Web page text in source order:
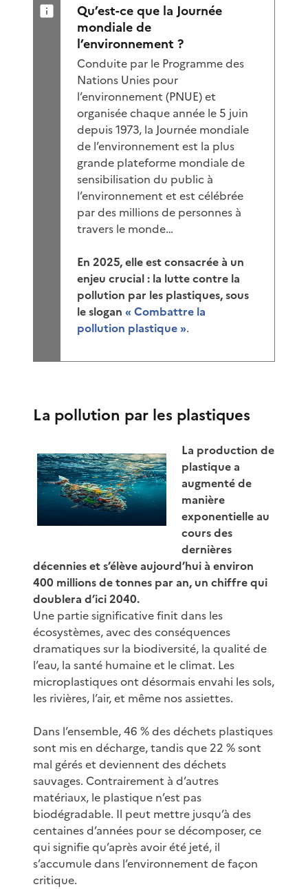
Qu’est-ce que la Journée
mondiale de
l’environnement ?
Conduite par le Programme des
Nations Unies pour
l’environnement (PNUE) et
organisée chaque année le 5 juin
depuis 1973, la Journée mondiale
de l’environnement est la plus
grande plateforme mondiale de
sensibilisation du public à
l’environnement et est célébrée
par des millions de personnes à
travers le monde…
En 2025, elle est consacrée à un
enjeu crucial : la lutte contre la
pollution par les plastiques, sous
le slogan « Combattre la
pollution plastique ».
La pollution par les plastiques
La production de
plastique a
augmenté de
manière
exponentielle au
cours des
dernières
décennies et s’élève aujourd’hui à environ
400 millions de tonnes par an, un chiffre qui
doublera d’ici 2040.
Une partie significative finit dans les
écosystèmes, avec des conséquences
dramatiques sur la biodiversité, la qualité de
l’eau, la santé humaine et le climat. Les
microplastiques ont désormais envahi les sols,
les rivières, l’air, et même nos assiettes.
Dans l’ensemble, 46 % des déchets plastiques
sont mis en décharge, tandis que 22 % sont
mal gérés et deviennent des déchets
sauvages. Contrairement à d’autres
matériaux, le plastique n’est pas
biodégradable. Il peut mettre jusqu’à des
centaines d’années pour se décomposer, ce
qui signifie qu’après avoir été jeté, il
s’accumule dans l’environnement de façon
critique.